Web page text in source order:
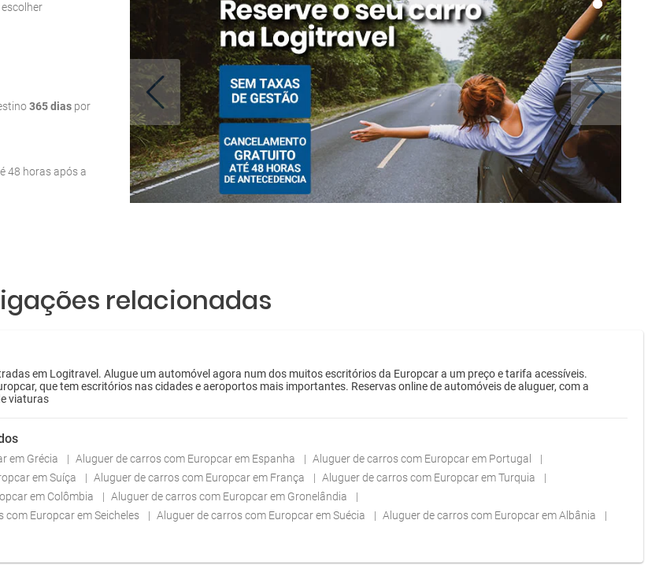
365 dias por
48 horas após a
relacionadas
em Logitravel. Alugue um automóvel agora num dos muitos escritórios da Europcar a um preço e tarifa acessíveis.
que tem escritórios nas cidades e aeroportos mais importantes. Reservas online de automóveis de aluguer, com a
viaturas
em Grécia Aluguer de carros com Europcar em Espanha
Aluguer de carros com Europcar em Portugal
em Suíça Aluguer de carros com Europcar em França
Aluguer de carros com Europcar em Turquia
em Colômbia
Aluguer de carros com Europcar em Gronelândia
com Europcar em Seicheles Aluguer de carros com Europcar em Suécia
Aluguer de carros com Europcar em Albânia